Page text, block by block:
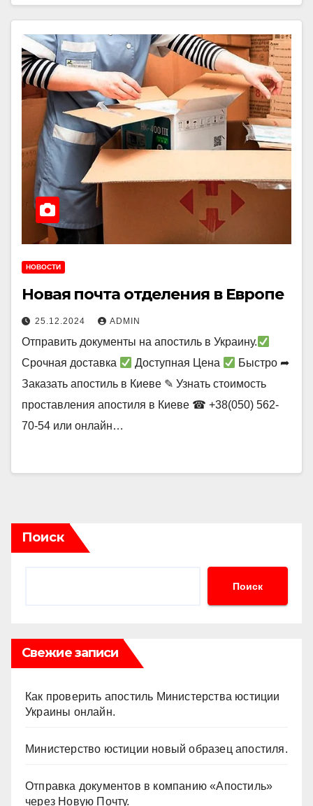
НОВОСТИ
Новая почта отделения в Европе
25.12.2024 ADMIN
Отправить документы на апостиль в Украину.
Срочная доставка
Доступная Цена
Быстро ➦
Заказать апостиль в Киеве ✎ Узнать стоимость
проставления апостиля в Киеве ☎ +38(050) 562-
70-54 или онлайн…
Поиск
Поиск
Свежие записи
Как проверить апостиль Министерства юстиции
Украины онлайн.
Министерство юстиции новый образец апостиля.
Отправка документов в компанию «Апостиль»
через Новую Почту.